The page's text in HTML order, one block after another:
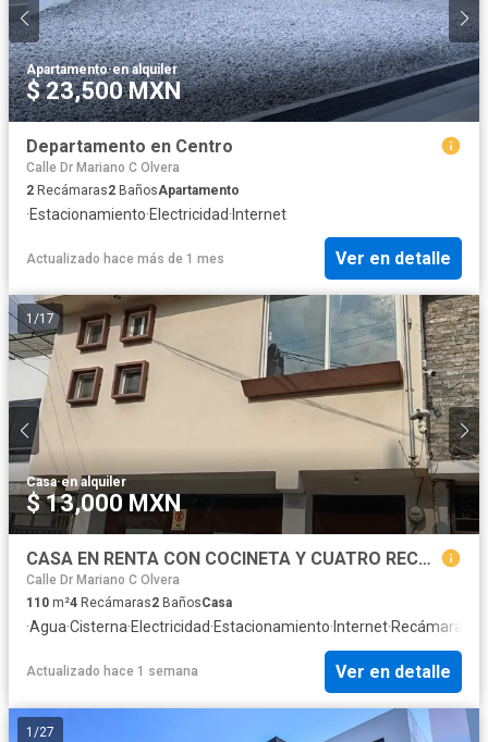
Apartamento·en alquiler
$ 23,500 MXN
Departamento en Centro
Calle Dr Mariano C Olvera
2 Recámaras2 BañosApartamento
·Estacionamiento·Electricidad· Internet
Actualizado hace más de 1 mes Ver en detalle
1/17
Casa·en alquiler
$ 13,000 MXN
CASA EN RENTA CON COCINETA Y CUATRO RECAMARAS, TRES ESTACIONAMIENTOS
Calle Dr Mariano C Olvera
110 m²4 Recámaras2 BañosCasa
·Agua·Cisterna·Electricidad·Estacionamiento· Internet·Recámara
Actualizado hace 1 semana Ver en detalle
1 /27